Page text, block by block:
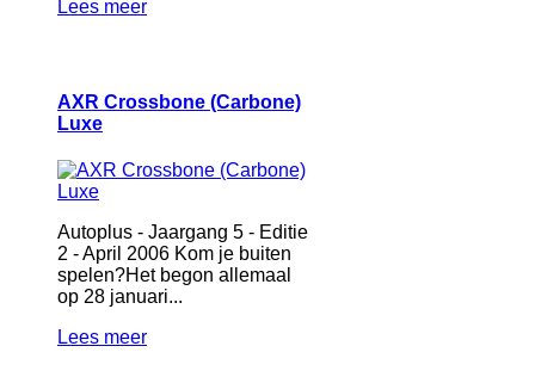
Lees meer
AXR Crossbone (Carbone)
Luxe
Autoplus - Jaargang 5 - Editie
2 - April 2006 Kom je buiten
spelen?Het begon allemaal
op 28 januari...
Lees meer